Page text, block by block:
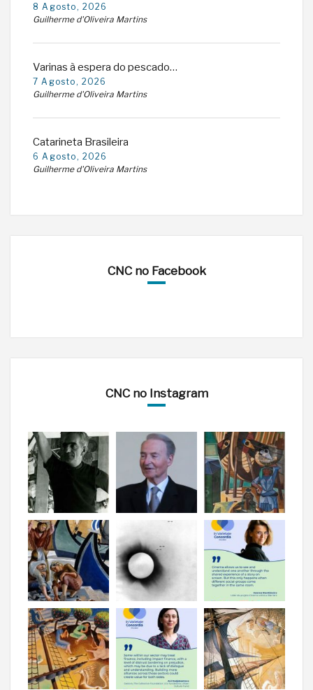
8 Agosto, 2026
Guilherme d'Oliveira Martins
Varinas à espera do pescado…
7 Agosto, 2026
Guilherme d'Oliveira Martins
Catarineta Brasileira
6 Agosto, 2026
Guilherme d'Oliveira Martins
CNC no Facebook
CNC no Instagram